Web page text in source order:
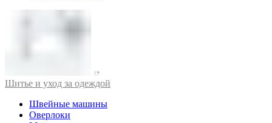
Шитье и уход за одеждой
Швейные машины
Оверлоки